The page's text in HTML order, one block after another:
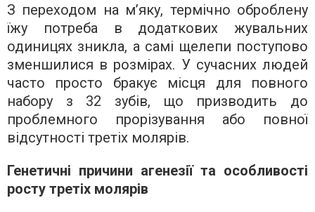
З переходом на м’яку, термічно оброблену
їжу потреба в додаткових жувальних
одиницях зникла, а самі щелепи поступово
зменшилися в розмірах. У сучасних людей
часто просто бракує місця для повного
набору з 32 зубів, що призводить до
проблемного прорізування або повної
відсутності третіх молярів.
Генетичні причини агенезії та особливості
росту третіх молярів